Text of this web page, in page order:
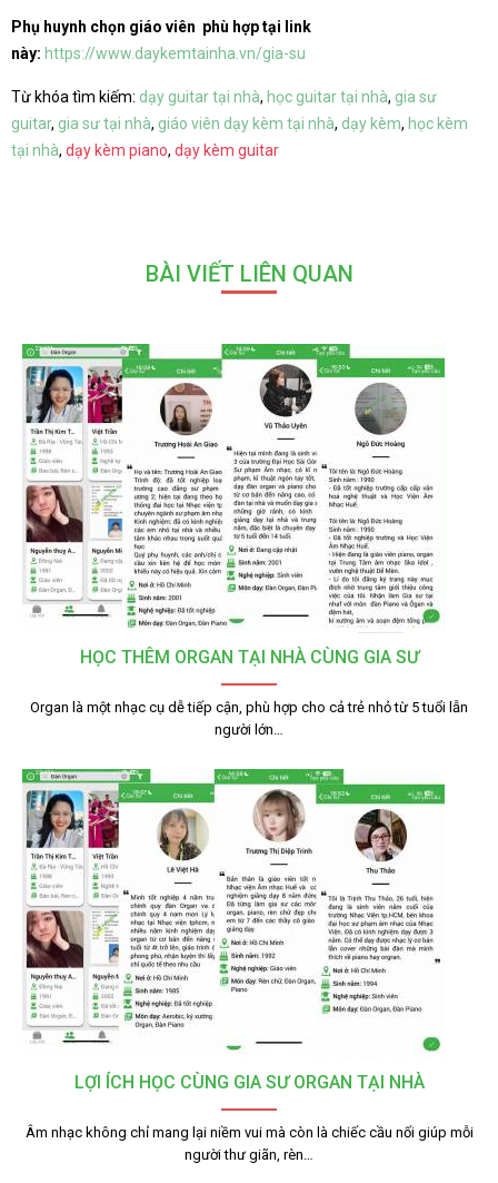
Phụ huynh chọn giáo viên phù hợp tại link
này: https://www.daykemtainha.vn/gia-su
Từ khóa tìm kiếm: dạy guitar tại nhà, học guitar tại nhà, gia sư
guitar, gia sư tại nhà, giáo viên dạy kèm tại nhà, dạy kèm, học kèm
tại nhà, dạy kèm piano, dạy kèm guitar
BÀI VIẾT LIÊN QUAN
HỌC THÊM ORGAN TẠI NHÀ CÙNG GIA SƯ
Organ là một nhạc cụ dễ tiếp cận, phù hợp cho cả trẻ nhỏ từ 5 tuổi lẫn
người lớn…
LỢI ÍCH HỌC CÙNG GIA SƯ ORGAN TẠI NHÀ
Âm nhạc không chỉ mang lại niềm vui mà còn là chiếc cầu nối giúp mỗi
người thư giãn, rèn…